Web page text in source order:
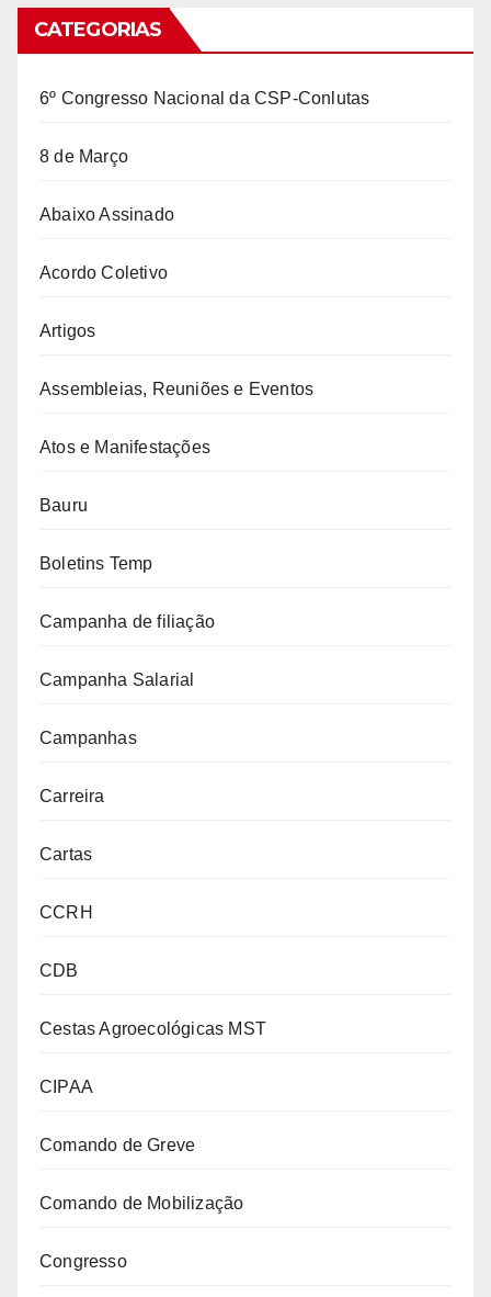
CATEGORIAS
6º Congresso Nacional da CSP-Conlutas
8 de Março
Abaixo Assinado
Acordo Coletivo
Artigos
Assembleias, Reuniões e Eventos
Atos e Manifestações
Bauru
Boletins Temp
Campanha de filiação
Campanha Salarial
Campanhas
Carreira
Cartas
CCRH
CDB
Cestas Agroecológicas MST
CIPAA
Comando de Greve
Comando de Mobilização
Congresso